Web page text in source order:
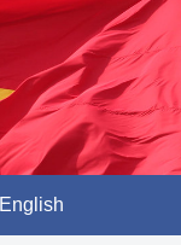
English